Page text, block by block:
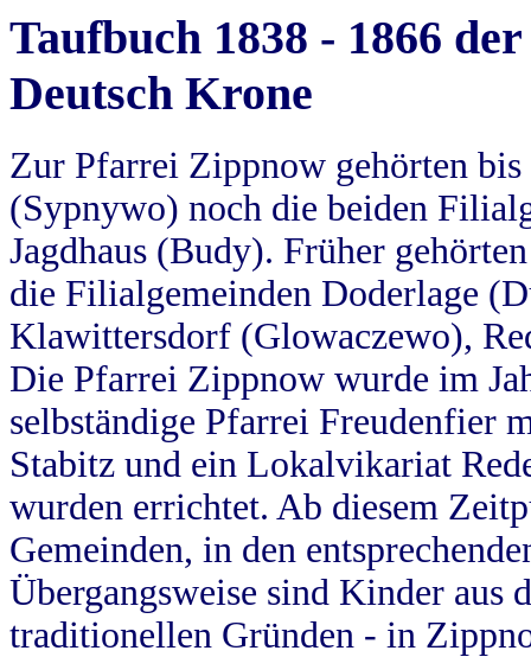
Taufbuch 1838 - 1866
Deutsch Krone
Zur Pfarrei Zippnow gehörten
(Sypnywo) noch die beiden
Jagdhaus (Budy). Früher
die Filialgemeinden Doderlage
Klawittersdorf (Glowaczewo),
Die Pfarrei Zippnow wurde im
selbständige Pfarrei Freudenfier
Stabitz und ein Lokalvikariat
wurden errichtet. Ab diesem
Gemeinden, in den
Übergangsweise sind Kinder aus
traditionellen Gründen - in